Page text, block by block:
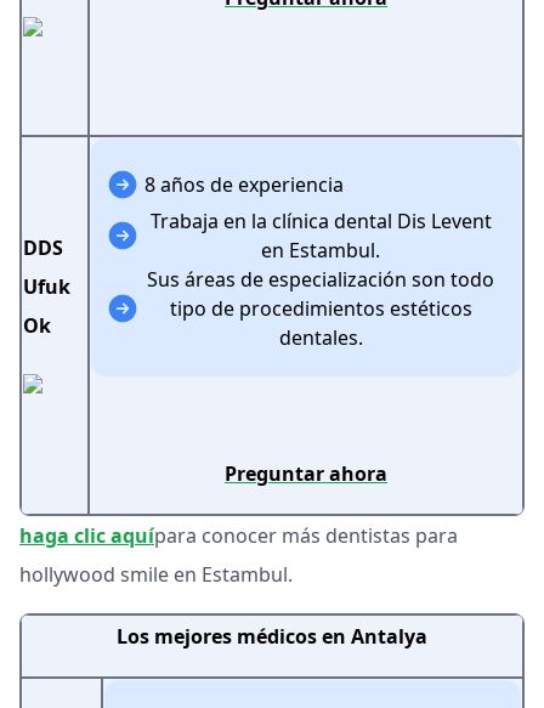
DDS
Ufuk
Ok
8 años de experiencia
Trabaja en la clínica dental Dis Levent
en Estambul.
Sus áreas de especialización son todo
tipo de procedimientos estéticos
dentales.
Preguntar ahora
haga clic aquípara conocer más dentistas para
hollywood smile en Estambul.
Los mejores médicos en Antalya